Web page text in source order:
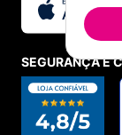
SEGURANÇA E